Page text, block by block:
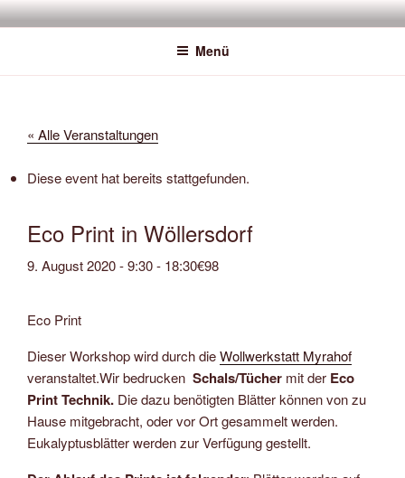
Zum
InhaltSAWATOU
Fiber Artist
Menü
« Alle Veranstaltungen
Diese event hat bereits stattgefunden.
Eco Print in Wöllersdorf
9. August 2020 - 9:30- 18:30€98
Eco Print
Dieser Workshop wird durch dieWollwerkstatt Myrahof
veranstaltet.Wir bedrucken Schals/Tücher mit der Eco
Print Technik. Die dazu benötigten Blätter können von zu
Hause mitgebracht, oder vor Ort gesammelt werden.
Eukalyptusblätter werden zur Verfügung gestellt.